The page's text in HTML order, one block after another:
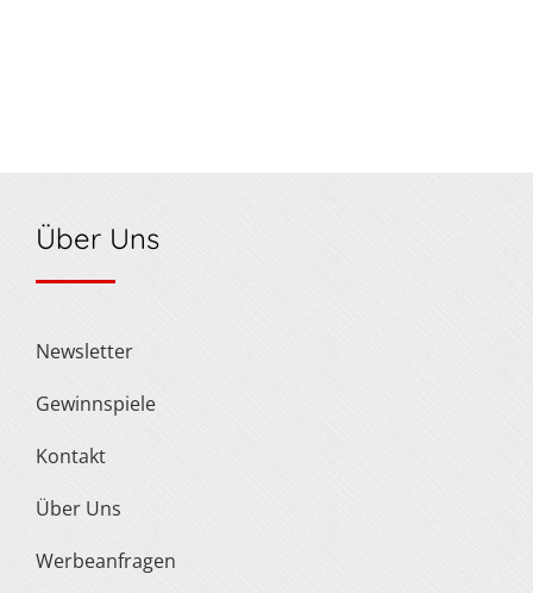
Über Uns
Newsletter
Gewinnspiele
Kontakt
Über Uns
Werbeanfragen